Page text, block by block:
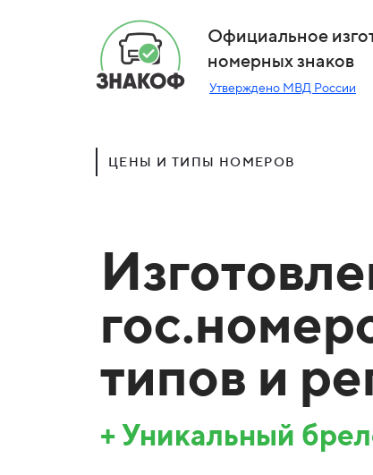
Официальное
номерных знаков
Утверждено МВД России
ЦЕНЫ И ТИПЫ НОМЕРОВ
типов и
+ Уникальный